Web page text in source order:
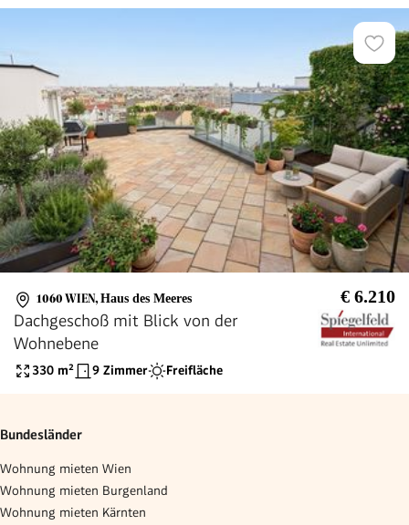
1060 WIEN, Haus des Meeres € 6.210
Dachgeschoß mit Blick von der
Wohnebene
330 m² 9 Zimmer Freifläche
Bundesländer
Wohnung mieten Wien
Wohnung mieten Burgenland
Wohnung mieten Kärnten